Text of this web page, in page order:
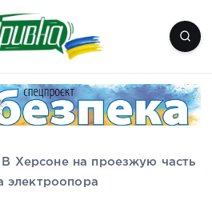
Одеса, Мелітополь
В Херсоне на проезжую часть
электроопора